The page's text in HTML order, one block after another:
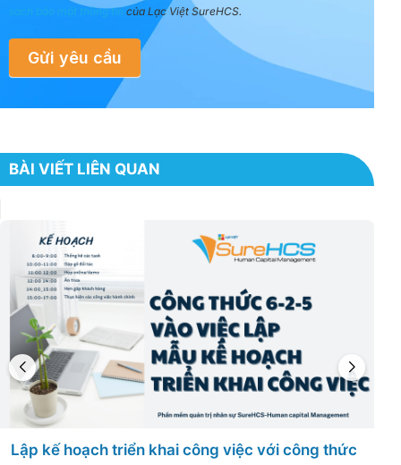
sách bảo mật thông tincủa Lạc Việt SureHCS.
Gửi yêu cầu
BÀI VIẾT LIÊN QUAN